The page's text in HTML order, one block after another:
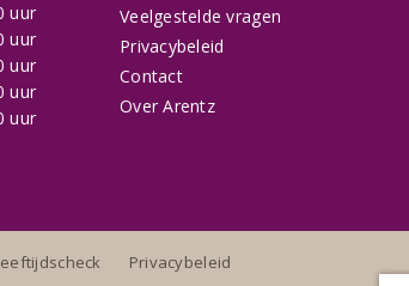
uur
uur
uur
uur
uur
Veelgestelde vragen
Privacybeleid
Contact
Over Arentz
Privacybeleid